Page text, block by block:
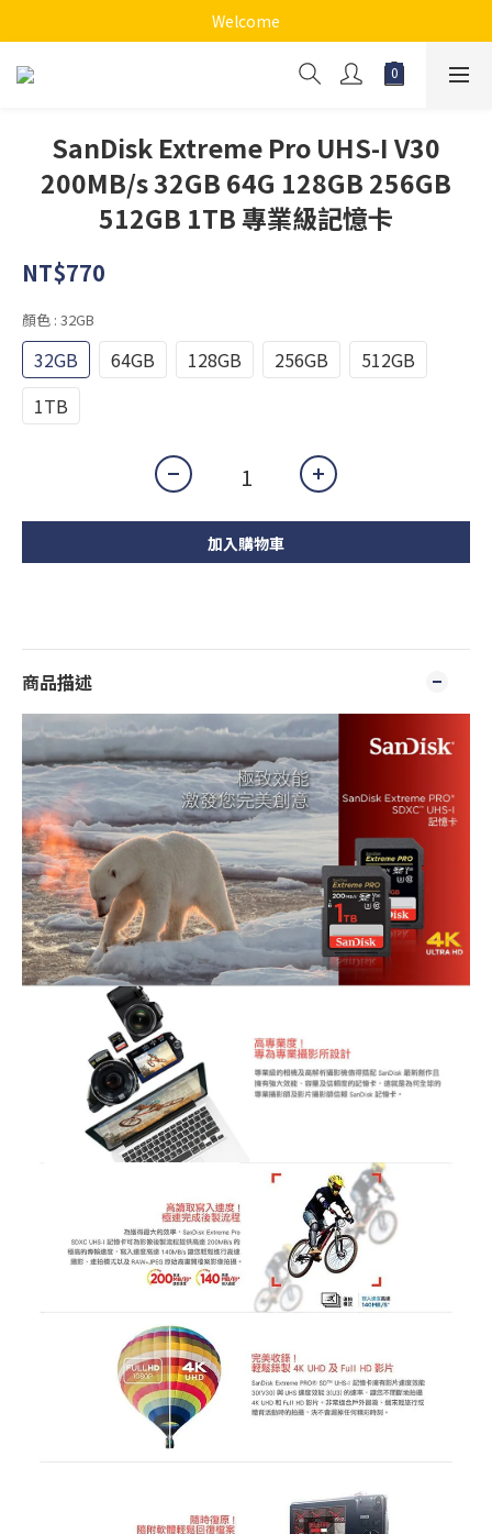
Welcome
SanDisk Extreme Pro UHS-I V30
200MB/s 32GB 64G 128GB 256GB
512GB 1TB 專業級記憶卡
NT$770
顏色 : 32GB
32GB 64GB 128GB 256GB
512GB
1TB
加入購物車
商品描述